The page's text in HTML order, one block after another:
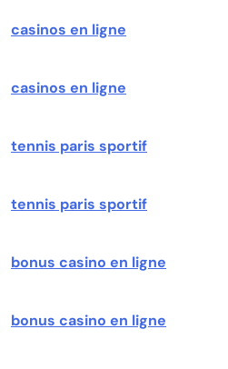
casinos en ligne
casinos en ligne
tennis paris sportif
tennis paris sportif
bonus casino en ligne
bonus casino en ligne